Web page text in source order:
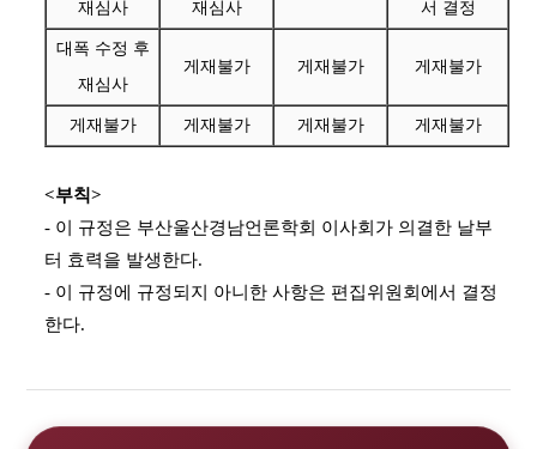
재심사
재심사
서 결정
대폭 수정 후
재심사
게재불가 게재불가 게재불가
게재불가 게재불가 게재불가 게재불가
<부칙>
- 이 규정은 부산울산경남언론학회 이사회가 의결한 날부
터 효력을 발생한다.
- 이 규정에 규정되지 아니한 사항은 편집위원회에서 결정
한다.